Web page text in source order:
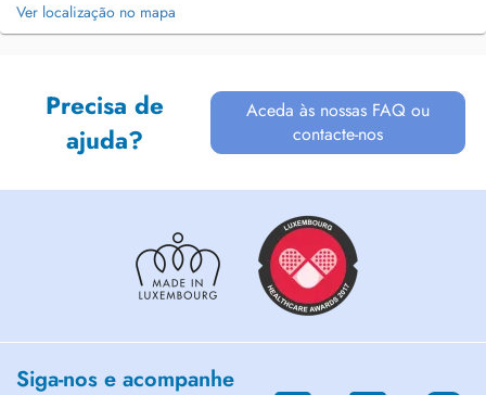
Ver localização no mapa
Precisa de
ajuda?
Aceda às nossas FAQ ou
contacte-nos
Siga-nos e acompanhe